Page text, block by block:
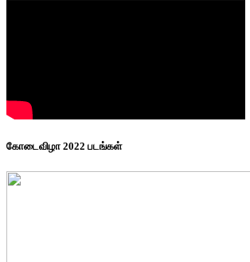
கோடைவிழா 2022 படங்கள்